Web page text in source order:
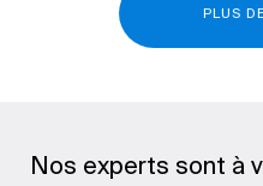
PLUS
Nos experts sont à